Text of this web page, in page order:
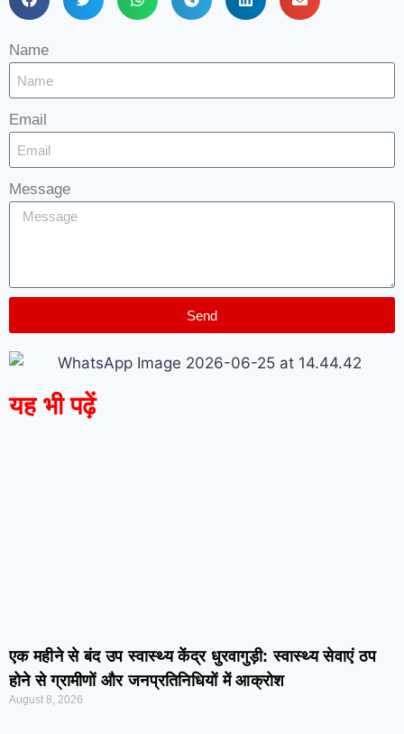
Name
Email
Message
Send
यह भी पढ़ें
एक महीने से बंद उप स्वास्थ्य केंद्र धुरवागुड़ी: स्वास्थ्य सेवाएं ठप
होने से ग्रामीणों और जनप्रतिनिधियों में आक्रोश
August 8, 2026